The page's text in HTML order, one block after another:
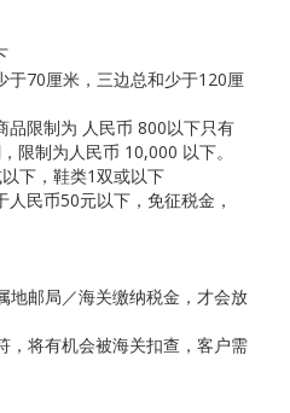
于70厘米，三边总和少于120厘
品限制为 人民币 800以下只有
限制为人民币 10,000 以下。
下，鞋类1双或以下
民币50元以下，免征税金，
地邮局／海关缴纳税金，才会放
，将有机会被海关扣查，客户需